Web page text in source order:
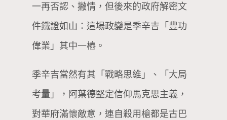
一再否認、撇情，但後來的政府解密文
件鐵證如山：這場政變是季辛吉「豐功
偉業」其中一樁。
季辛吉當然有其「戰略思維」、「大局
考量」，阿葉德堅定信仰馬克思主義，
對華府滿懷敵意，連自殺用槍都是古巴